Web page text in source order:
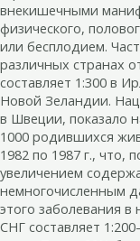
внекишечными
физического,
или бесплодием.
различных странах
составляет 1:300 в
Новой Зеландии.
в Швеции, показало
1000 родившихся
1982 по 1987 г., что,
увеличением
немногочисленным
этого заболевания
СНГ составляет